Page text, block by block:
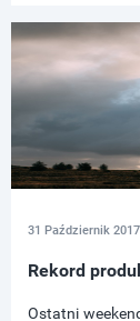
31 Październik 2017
Rekord
Ostatni